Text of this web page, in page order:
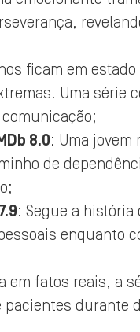
ficam em
Uma série
8.0: Uma jovem
de
: Segue a história
enquanto
em fatos reais, a
durante